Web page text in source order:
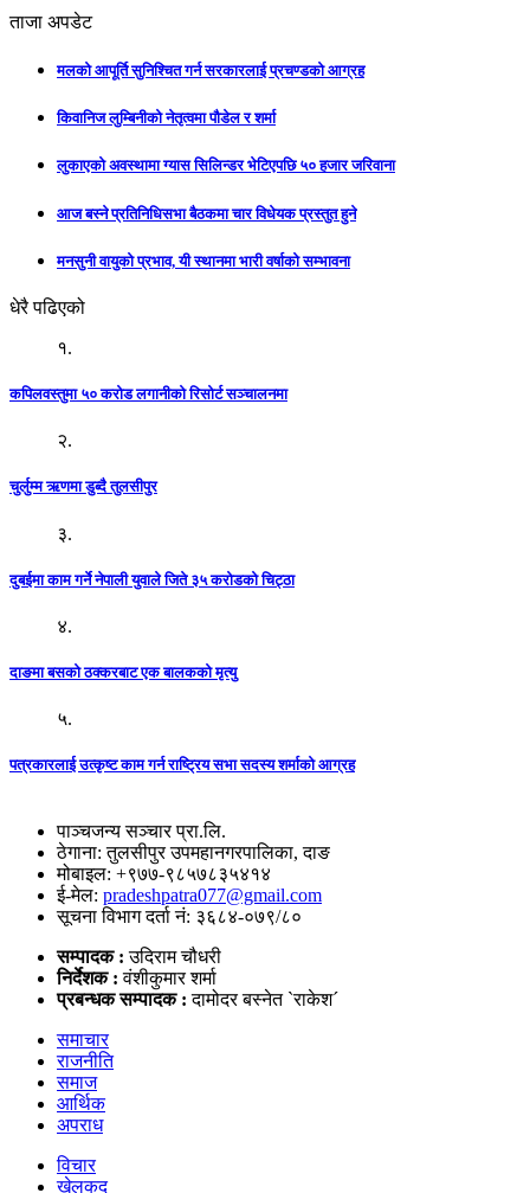
ताजा अपडेट
मलको आपूर्ति सुनिश्चित गर्न सरकारलाई प्रचण्डको आग्रह
किवानिज लुम्बिनीको नेतृत्वमा पौडेल र शर्मा
लुकाएको अवस्थामा ग्यास सिलिन्डर भेटिएपछि ५० हजार जरिवाना
आज बस्ने प्रतिनिधिसभा बैठकमा चार विधेयक प्रस्तुत हुने
मनसुनी वायुको प्रभाव, यी स्थानमा भारी वर्षाको सम्भावना
धेरै पढिएको
१.
कपिलवस्तुमा ५० करोड लगानीको रिसोर्ट सञ्चालनमा
२.
चुर्लुम्म ऋणमा डुब्दै तुलसीपुर
३.
दुबईमा काम गर्ने नेपाली युवाले जिते ३५ करोडको चिट्ठा
४.
दाङमा बसको ठक्करबाट एक बालकको मृत्यु
५.
पत्रकारलाई उत्कृष्ट काम गर्न राष्ट्रिय सभा सदस्य शर्माको आग्रह
पाञ्चजन्य सञ्चार प्रा.लि.
ठेगाना: तुलसीपुर उपमहानगरपालिका, दाङ
मोबाइल: +९७७-९८५७८३५४१४
ई-मेल: pradeshpatra077@gmail.com
सूचना विभाग दर्ता नं: ३६८४-०७९/८०
सम्पादक :उदिराम चौधरी
निर्देशक :वंशीकुमार शर्मा
प्रबन्धक सम्पादक :दामोदर बस्नेत `राकेश´
समाचार
राजनीति
समाज
आर्थिक
अपराध
विचार
खेलकुद